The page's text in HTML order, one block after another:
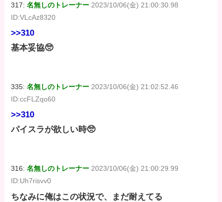
317:名無しのトレーナー 2023/10/06(金) 21:00:30.98
ID:VLcAz8320
>>310
基本妥協🥺
335:名無しのトレーナー 2023/10/06(金) 21:02:52.46
ID:ccFLZqo60
>>310
パイスラが欲しい時🥺
316:名無しのトレーナー 2023/10/06(金) 21:00:29.99
ID:Uh7risvv0
ちなみに俺はこの状況で、まだ耐えてる